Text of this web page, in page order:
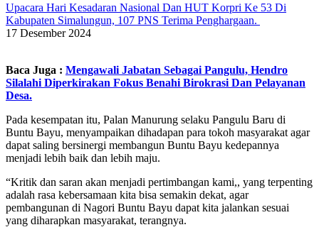
Upacara Hari Kesadaran Nasional Dan HUT Korpri Ke 53 Di
Kabupaten Simalungun, 107 PNS Terima Penghargaan.
17 Desember 2024
Baca Juga : Mengawali Jabatan Sebagai Pangulu, Hendro
Silalahi Diperkirakan Fokus Benahi Birokrasi Dan Pelayanan
Desa.
Pada kesempatan itu, Palan Manurung selaku Pangulu Baru di
Buntu Bayu, menyampaikan dihadapan para tokoh masyarakat agar
dapat saling bersinergi membangun Buntu Bayu kedepannya
menjadi lebih baik dan lebih maju.
“Kritik dan saran akan menjadi pertimbangan kami,, yang terpenting
adalah rasa kebersamaan kita bisa semakin dekat, agar
pembangunan di Nagori Buntu Bayu dapat kita jalankan sesuai
yang diharapkan masyarakat, terangnya.